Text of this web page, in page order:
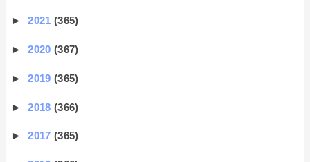
►2021(365)
►2020(367)
►2019(365)
►2018(366)
►2017(365)